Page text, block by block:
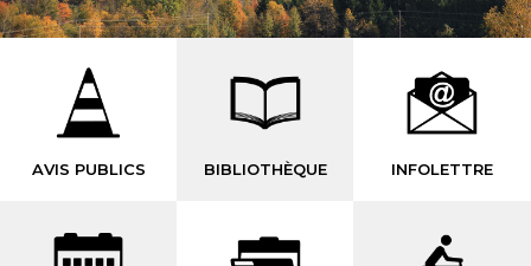
AVIS PUBLICS BIBLIOTHÈQUE INFOLETTRE